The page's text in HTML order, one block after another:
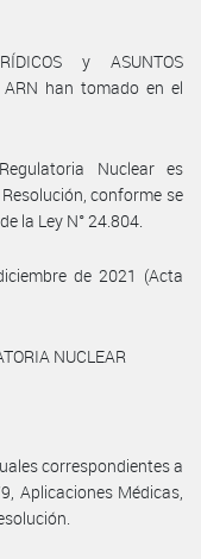
y ASUNTOS
ARN han tomado en el
Nuclear es
conforme se
la Ley N° 24.804.
de 2021 (Acta
NUCLEAR
correspondientes a
Aplicaciones Médicas,